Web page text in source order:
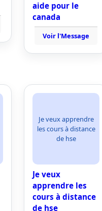
aide pour le
canada
Voir l'Message
Je veux apprendre
les cours à distance
de hse
Je veux
apprendre les
cours à distance
de hse